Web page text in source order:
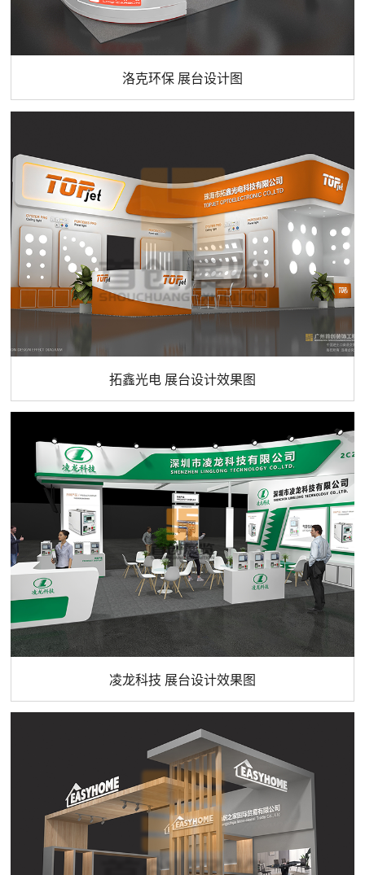
洛克环保 展台设计图
拓鑫光电 展台设计效果图
凌龙科技 展台设计效果图